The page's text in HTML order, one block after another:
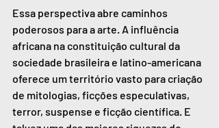
Essa perspectiva abre caminhos
poderosos para a arte. A influência
africana na constituição cultural da
sociedade brasileira e latino-americana
oferece um território vasto para criação
de mitologias, ficções especulativas,
terror, suspense e ficção científica. E